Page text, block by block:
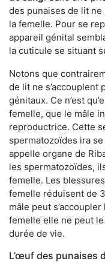
des punaises de lit
la femelle. Pour se
appareil génital
la cuticule se situant
Notons que
de lit ne s’accouplent
génitaux. Ce n’est
femelle, que le mâle
reproductrice. Cette
spermatozoïdes ira
appelle organe de
les spermatozoïdes,
femelle. Les
femelle réduisent de
mâle peut
femelle elle ne peut
durée de vie.
L’œuf des punaises